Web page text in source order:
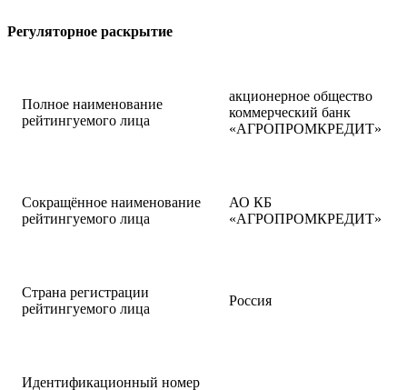
Регуляторное раскрытие
Полное наименование
рейтингуемого лица
акционерное общество
коммерческий банк
«АГРОПРОМКРЕДИТ»
Сокращённое наименование
рейтингуемого лица
АО КБ
«АГРОПРОМКРЕДИТ»
Страна регистрации
рейтингуемого лица
Россия
Идентификационный номер